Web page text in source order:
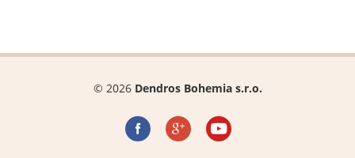
© 2026 Dendros Bohemia s.r.o.